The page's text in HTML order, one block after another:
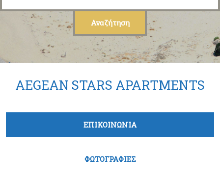
AEGEAN STARS APARTMENTS
Tabs group καταχώρησης
ΕΠΙΚΟΙΝΩΝΙΑ(ενεργή καρτέλα)
ΦΩΤΟΓΡΑΦΙΕΣ